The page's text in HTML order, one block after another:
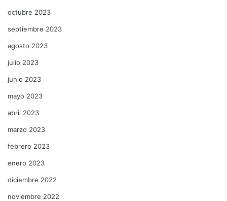
octubre 2023
septiembre 2023
agosto 2023
julio 2023
junio 2023
mayo 2023
abril 2023
marzo 2023
febrero 2023
enero 2023
diciembre 2022
noviembre 2022